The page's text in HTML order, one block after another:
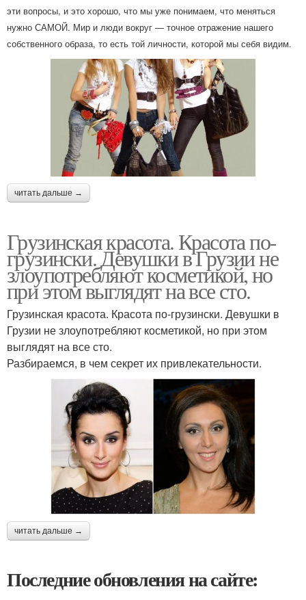
эти вопросы, и это хорошо, что мы уже понимаем, что меняться
нужно САМОЙ. Мир и люди вокруг — точное отражение нашего
собственного образа, то есть той личности, которой мы себя видим.
читать дальше →
Грузинская красота. Красота по-
грузински. Девушки в Грузии не
злоупотребляют косметикой, но
при этом выглядят на все сто.
Грузинская красота. Красота по-грузински. Девушки в
Грузии не злоупотребляют косметикой, но при этом
выглядят на все сто.
Разбираемся, в чем секрет их привлекательности.
читать дальше →
Последние обновления на сайте: